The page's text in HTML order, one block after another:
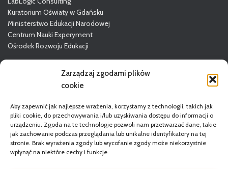
Zarządzaj zgodami plików
cookie
Aby zapewnić jak najlepsze wrażenia, korzystamy z technologii, takich jak
pliki cookie, do przechowywania i/lub uzyskiwania dostępu do informacji o
urządzeniu. Zgoda na te technologie pozwoli nam przetwarzać dane, takie
jak zachowanie podczas przeglądania lub unikalne identyfikatory na tej
stronie. Brak wyrażenia zgody lub wycofanie zgody może niekorzystnie
wpłynąć na niektóre cechy i funkcje.
Kuratorium Oświaty w Gdańsku
Ministerstwo Edukacji Narodowej
Centrum Nauki Experyment
Ośrodek Rozwoju Edukacji
Więcej o GODN